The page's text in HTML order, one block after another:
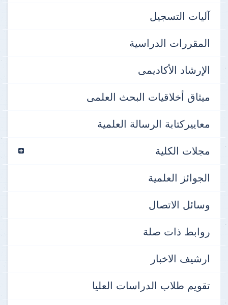
آليات التسجيل
المقررات الدراسية
الإرشاد الأكاديمى
ميثاق أخلاقيات البحث العلمى
معاييركتابة الرسالة العلمية
مجلات الكلية
الجوائز العلمية
وسائل الاتصال
روابط ذات صلة
ارشيف الاخبار
تقويم طلاب الدراسات العليا